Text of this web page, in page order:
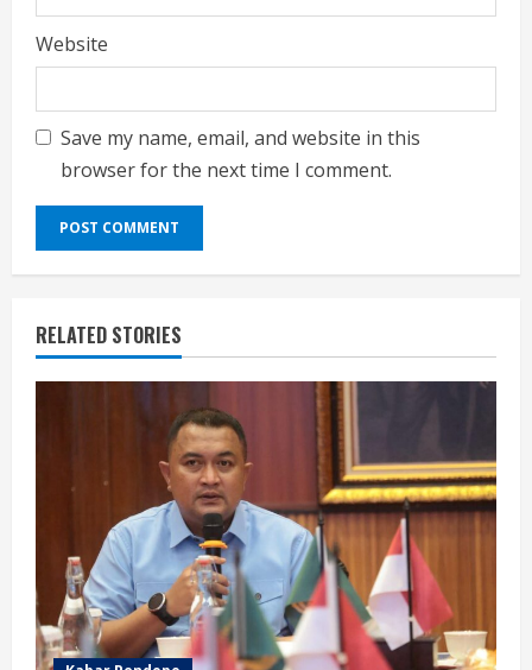
Website
Save my name, email, and website in this
browser for the next time I comment.
RELATED STORIES